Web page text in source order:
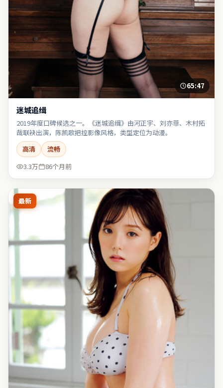
65:47
迷城追缉
2019年度口碑候选之一。《迷城追缉》由河正宇、刘亦菲、木村拓
哉联袂出演，陈凯歌把控影像风格，类型定位为动漫。
高清
流畅
3.3万
86个月前
最新